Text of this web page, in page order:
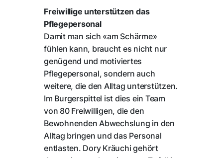
Freiwillige unterstützen das
Pflegepersonal
Damit man sich «am Schärme»
fühlen kann, braucht es nicht nur
genügend und motiviertes
Pflegepersonal, sondern auch
weitere, die den Alltag unterstützen.
Im Burgerspittel ist dies ein Team
von 80 Freiwilligen, die den
Bewohnenden Abwechslung in den
Alltag bringen und das Personal
entlasten. Dory Kräuchi gehört